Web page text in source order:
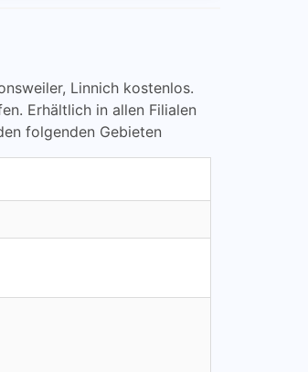
Linnich kostenlos.
Erhältlich in allen Filialen
folgenden Gebieten